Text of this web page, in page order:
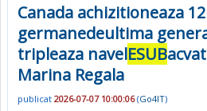
Canada achizitioneaza
germanedeultima
tripleaza navelESUB
Marina Regala
publicat 2026-07-07 10:00:06(Go4IT)